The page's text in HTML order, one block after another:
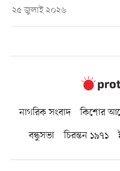
২৫ জুলাই ২০২৬
নাগরিক সংবাদ কিশোর
বন্ধুসভা
চিরন্তন ১৯৭১